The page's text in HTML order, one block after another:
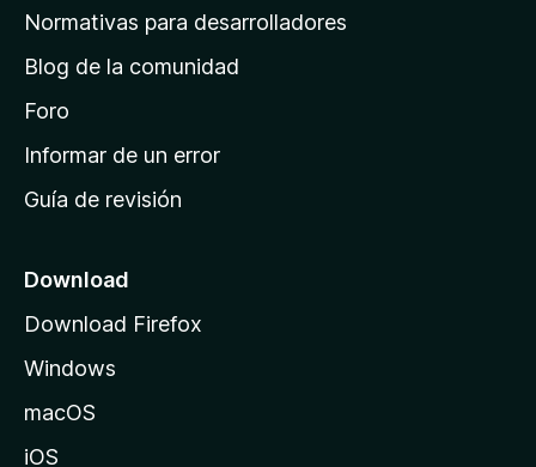
a
e
i
n
c
o
e
M
Normativas para desarrolladores
Blog de la comunidad
Foro
Informar de un error
Guía de revisión
Download
Download Firefox
Windows
macOS
iOS